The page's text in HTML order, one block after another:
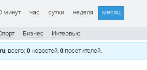
минут час сутки неделя месяц
Бизнес Интервью
, всего: 0 новостей, 0 посетителей.